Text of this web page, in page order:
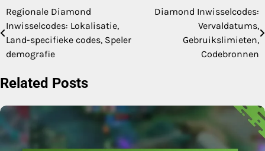
Post
navigation
Regionale Diamond
Inwisselcodes: Lokalisatie,
Land-specifieke codes, Speler
demografie
Diamond Inwisselcodes:
Vervaldatums,
Gebruikslimieten,
Codebronnen
Related Posts